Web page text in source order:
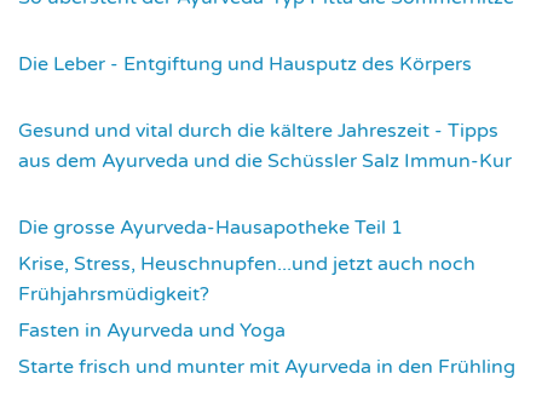
Die Leber - Entgiftung und Hausputz des Körpers
Gesund und vital durch die kältere Jahreszeit - Tipps
aus dem Ayurveda und die Schüssler Salz Immun-Kur
Die grosse Ayurveda-Hausapotheke Teil 1
Krise, Stress, Heuschnupfen...und jetzt auch noch
Frühjahrsmüdigkeit?
Fasten in Ayurveda und Yoga
Starte frisch und munter mit Ayurveda in den Frühling